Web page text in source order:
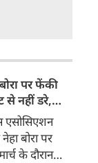
पर फेंकी
नहीं डरे,
एसोसिएशन
बोरा पर
के दौरान